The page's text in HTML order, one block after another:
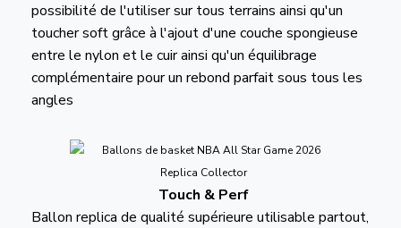
possibilité de l'utiliser sur tous terrains ainsi qu'un
toucher soft grâce à l'ajout d'une couche spongieuse
entre le nylon et le cuir ainsi qu'un équilibrage
complémentaire pour un rebond parfait sous tous les
angles
Touch & Perf
Ballon replica de qualité supérieure utilisable partout,